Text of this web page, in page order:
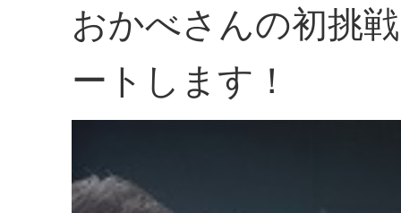
おかべさんの初挑
ートします！